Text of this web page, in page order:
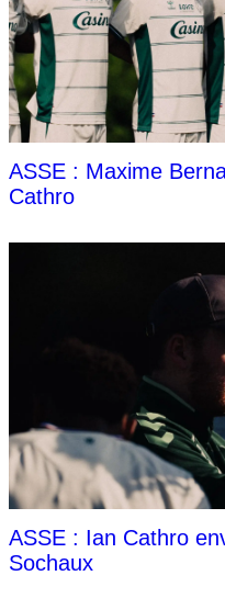
ASSE : Maxime
Cathro
ASSE : Ian Cathro
Sochaux